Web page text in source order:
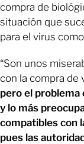
compra de
situación que
para el virus
“Son unos
con la compra de
pero el problema
y lo más
compatibles con
pues las